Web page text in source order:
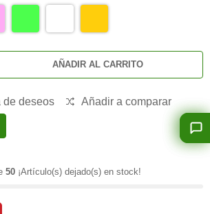
AÑADIR AL CARRITO
de deseos Añadir a comparar
50 ¡Artículo(s) dejado(s) en stock!